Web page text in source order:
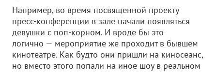
Например, во время посвященной проекту
пресс-конференции в зале начали появляться
девушки с поп-корном. И вроде бы это
логично — мероприятие же проходит в бывшем
кинотеатре. Как будто они пришли на киносеанс,
но вместо этого попали на иное шоу в реальном